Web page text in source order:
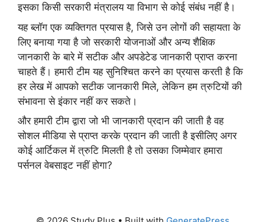
इसका किसी सरकारी मंत्रालय या विभाग से कोई संबंध नहीं है।
यह ब्लॉग एक व्यक्तिगत प्रयास है, जिसे उन लोगों की सहायता के
लिए बनाया गया है जो सरकारी योजनाओं और अन्य शैक्षिक
जानकारी के बारे में सटीक और अपडेटेड जानकारी प्राप्त करना
चाहते हैं। हमारी टीम यह सुनिश्चित करने का प्रयास करती है कि
हर लेख में आपको सटीक जानकारी मिले, लेकिन हम त्रुटियों की
संभावना से इंकार नहीं कर सकते।
और हमारी टीम द्वारा जो भी जानकारी प्रदान की जाती है वह
सोशल मीडिया से प्राप्त करके प्रदान की जाती है इसीलिए अगर
कोई आर्टिकल में त्रुटि मिलती है तो उसका जिम्मेवार हमारा
पर्सनल वेबसाइट नहीं होगा?